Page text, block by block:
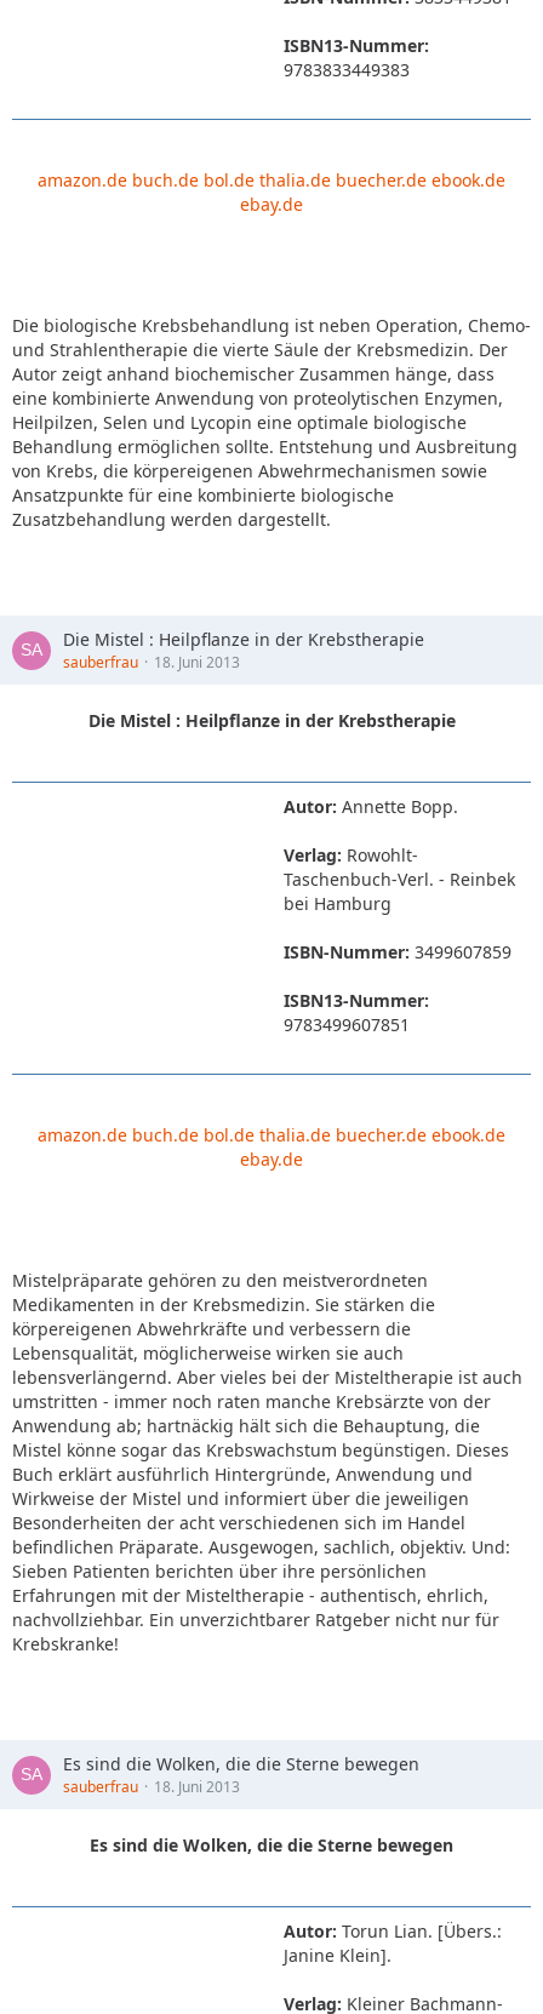
ISBN13-Nummer:
9783833449383
amazon.de buch.de bol.de thalia.de buecher.de ebook.de
ebay.de
Die biologische Krebsbehandlung ist neben Operation, Chemo-
und Strahlentherapie die vierte Säule der Krebsmedizin. Der
Autor zeigt anhand biochemischer Zusammen hänge, dass
eine kombinierte Anwendung von proteolytischen Enzymen,
Heilpilzen, Selen und Lycopin eine optimale biologische
Behandlung ermöglichen sollte. Entstehung und Ausbreitung
von Krebs, die körpereigenen Abwehrmechanismen sowie
Ansatzpunkte für eine kombinierte biologische
Zusatzbehandlung werden dargestellt.
Die Mistel : Heilpflanze in der Krebstherapie
sauberfrau 18. Juni 2013
Die Mistel : Heilpflanze in der Krebstherapie
Autor: Annette Bopp.
Verlag: Rowohlt-
Taschenbuch-Verl. - Reinbek
bei Hamburg
ISBN-Nummer: 3499607859
ISBN13-Nummer:
9783499607851
amazon.de buch.de bol.de thalia.de buecher.de ebook.de
ebay.de
Mistelpräparate gehören zu den meistverordneten
Medikamenten in der Krebsmedizin. Sie stärken die
körpereigenen Abwehrkräfte und verbessern die
Lebensqualität, möglicherweise wirken sie auch
lebensverlängernd. Aber vieles bei der Misteltherapie ist auch
umstritten - immer noch raten manche Krebsärzte von der
Anwendung ab; hartnäckig hält sich die Behauptung, die
Mistel könne sogar das Krebswachstum begünstigen. Dieses
Buch erklärt ausführlich Hintergründe, Anwendung und
Wirkweise der Mistel und informiert über die jeweiligen
Besonderheiten der acht verschiedenen sich im Handel
befindlichen Präparate. Ausgewogen, sachlich, objektiv. Und:
Sieben Patienten berichten über ihre persönlichen
Erfahrungen mit der Misteltherapie - authentisch, ehrlich,
nachvollziehbar. Ein unverzichtbarer Ratgeber nicht nur für
Krebskranke!
Es sind die Wolken, die die Sterne bewegen
sauberfrau 18. Juni 2013
Es sind die Wolken, die die Sterne bewegen
Autor: Torun Lian. [Übers.:
Janine Klein].
Verlag: Kleiner Bachmann-